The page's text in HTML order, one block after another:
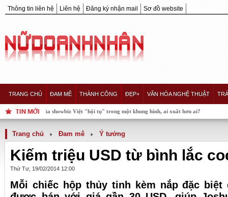
Thông tin liên hệ Liên hệ Đăng ký nhận mail Sơ đồ website
TRANG CHỦ ĐAM MÊ THÀNH CÔNG ĐẸP+ VĂN HÓA NGHỆ THUẬT
Hậu của showbiz Việt "hội tụ" trong một khung hình, ai xuất hơn ai?
Trang chủ Đam mê Ý tưởng
Kiếm triệu USD từ bình lắc
Thứ Tư, 19/02/2014 12:00
Mỗi chiếc hộp thủy tinh kèm nắp đặc biệt